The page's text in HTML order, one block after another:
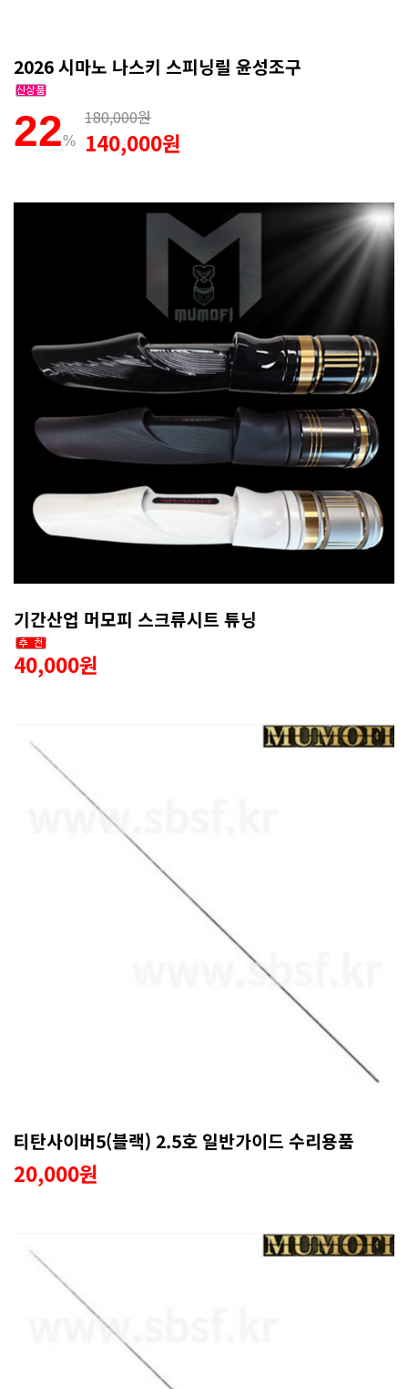
2026 시마노 나스키 스피닝릴 윤성조구
22%
180,000원
140,000원
기간산업 머모피 스크류시트 튜닝
40,000원
티탄사이버5(블랙) 2.5호 일반가이드 수리용품
20,000원